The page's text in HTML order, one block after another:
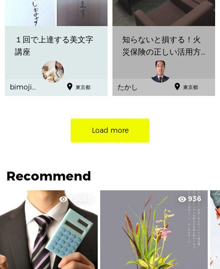
１回で上達する美文字
講座
bimoji先
生 まり
 東京都
知らないと損する！火
災保険の正しい活用方
たかし  東京都
Load more
Recommend
visibility13083 visibility 936